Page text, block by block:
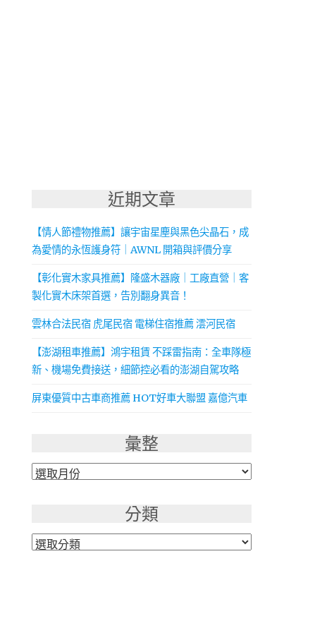
近期文章
【情人節禮物推薦】讓宇宙星塵與黑色尖晶石，成
為愛情的永恆護身符｜AWNL 開箱與評價分享
【彰化實木家具推薦】隆盛木器廠｜工廠直營｜客
製化實木床架首選，告別翻身異音！
雲林合法民宿 虎尾民宿 電梯住宿推薦 澐河民宿
【澎湖租車推薦】鴻宇租賃 不踩雷指南：全車隊極
新、機場免費接送，細節控必看的澎湖自駕攻略
屏東優質中古車商推薦 HOT好車大聯盟 嘉億汽車
彙整
彙
分類
分